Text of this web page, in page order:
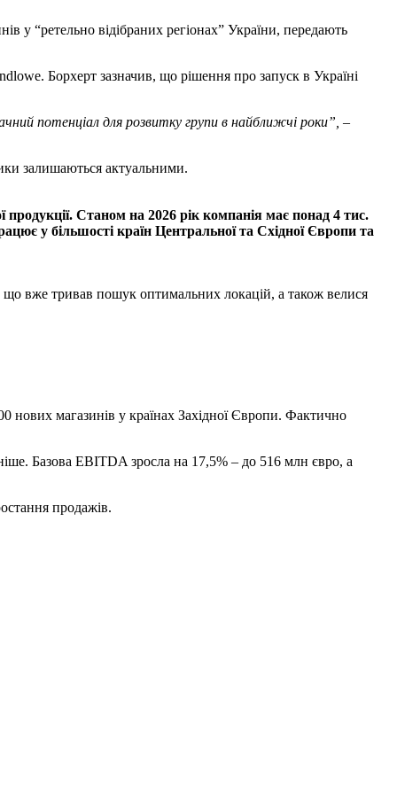
у “ретельно відібраних регіонах” України, передають
Борхерт зазначив, що рішення про запуск в Україні
потенціал для розвитку групи в найближчі роки”, –
залишаються актуальними.
продукції. Станом на 2026 рік компанія має понад 4 тис.
у більшості країн Центральної та Східної Європи та
що вже тривав пошук оптимальних локацій, а також велися
магазинів у країнах Західної Європи. Фактично
Базова EBITDA зросла на 17,5% – до 516 млн євро, а
продажів.